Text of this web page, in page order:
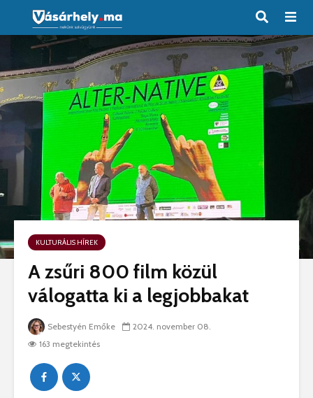
KULTURÁLIS HÍREK
A zsűri 800 film közül
válogatta ki a legjobbakat
Sebestyén Emőke
2024. november 08.
163 megtekintés